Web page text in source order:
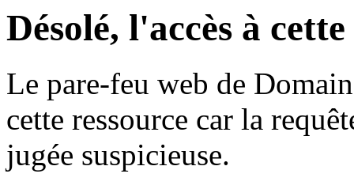
Désolé, l'accès à
Le pare-feu web de
cette ressource car la
jugée suspicieuse.